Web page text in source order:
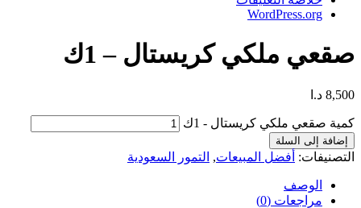
WordPress.org
صقعي ملكي كريستال – 1ك
8,500 د.ا
كمية صقعي ملكي كريستال - 1ك
إضافة إلى السلة
التصنيفات: أفضل المبيعات, التمور السعودية
الوصف
مراجعات (0)